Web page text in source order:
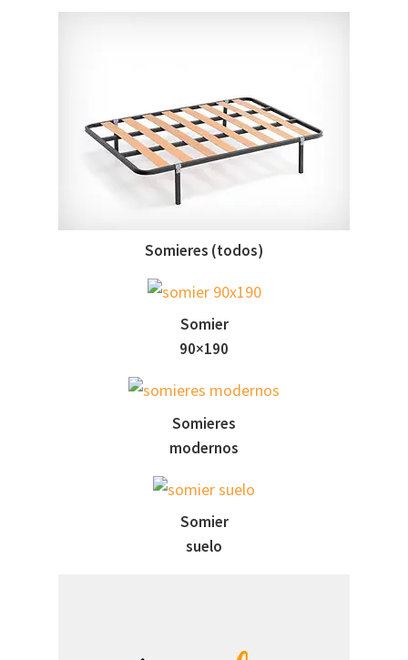
Somieres (todos)
Somier
90×190
Somieres
modernos
Somier
suelo